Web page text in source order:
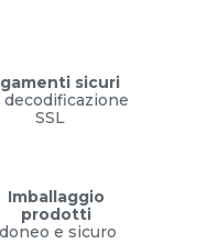
sicuri
decodificazione
SSL
Imballaggio
prodotti
e sicuro